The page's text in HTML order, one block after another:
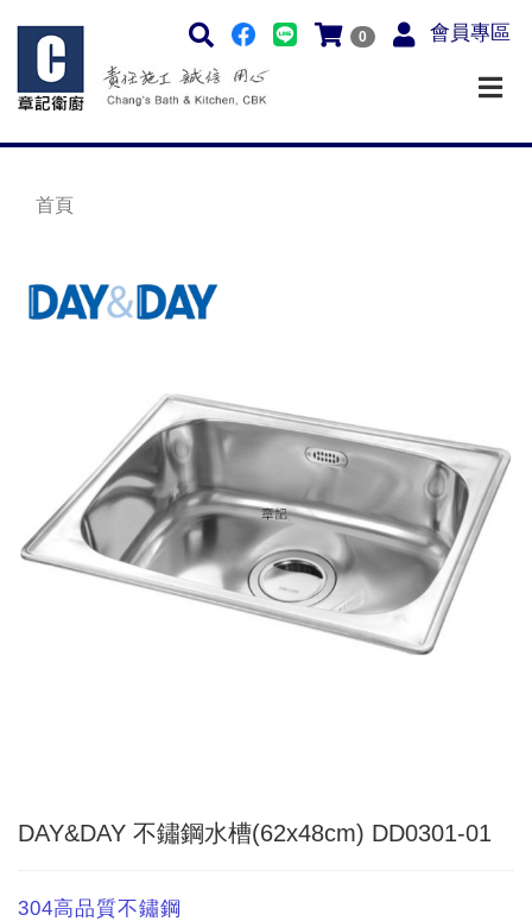
0 會員專區
首頁
DAY&DAY 不鏽鋼水槽(62x48cm) DD0301-01
304高品質不鏽鋼